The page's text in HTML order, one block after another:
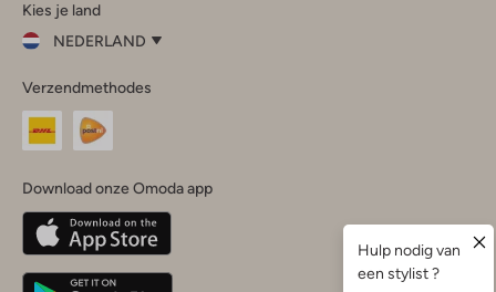
InstagramFacebook
Kies je land
NEDERLAND
je
land
Nederland
Belgique(Français)
Deutschland
Verzendmethodes
Download onze Omoda app